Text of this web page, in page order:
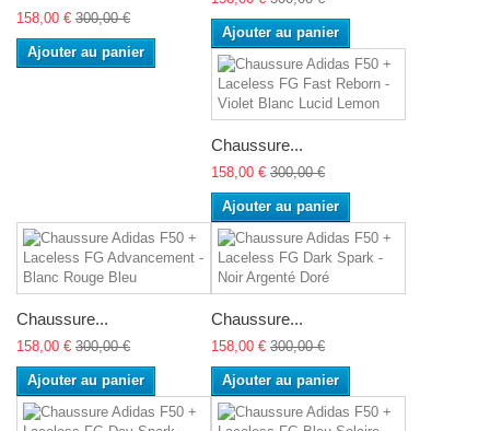
158,00 € 300,00 €
Ajouter au panier
Ajouter au panier
Chaussure...
158,00 € 300,00 €
Ajouter au panier
Chaussure...
158,00 € 300,00 €
Ajouter au panier
Chaussure...
158,00 € 300,00 €
Ajouter au panier